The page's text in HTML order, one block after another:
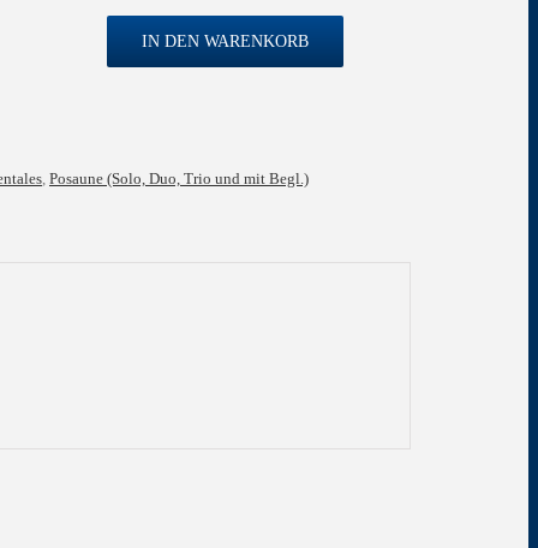
IN DEN WARENKORB
, Posaune (Solo, Duo, Trio und mit Begl.)